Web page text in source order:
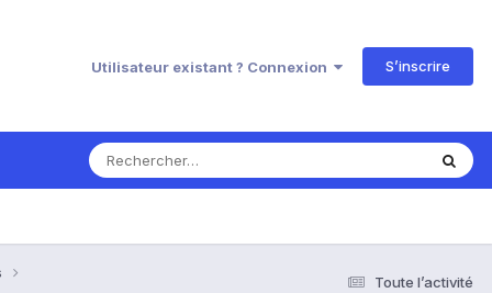
Utilisateur existant ? Connexion S’inscrire
Toute l’activité